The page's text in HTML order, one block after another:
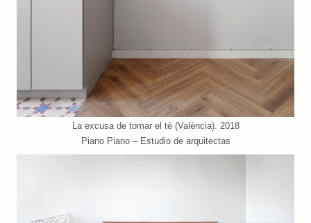
La excusa de tomar el té (València). 2018
Piano Piano – Estudio de arquitectas